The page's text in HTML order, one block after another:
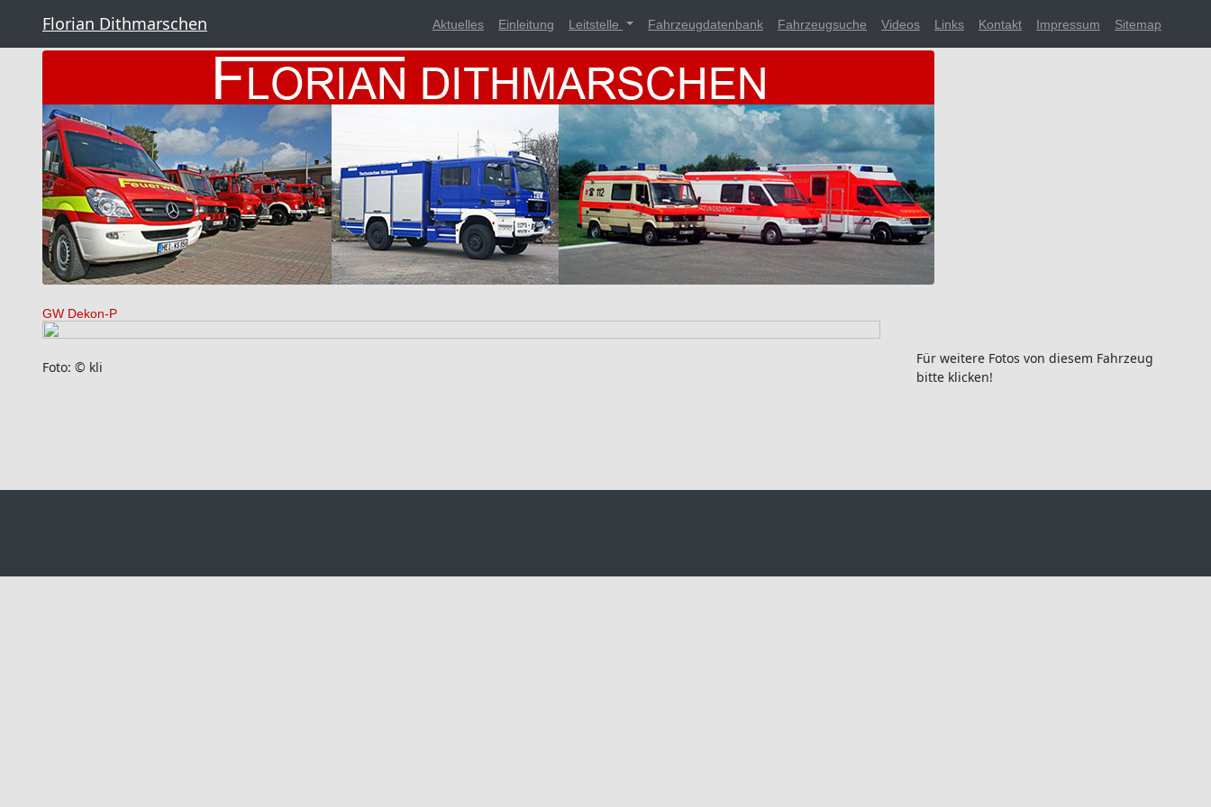
Florian Dithmarschen Aktuelles Einleitung Leitstelle Fahrzeugdatenbank Fahrzeugsuche Videos Links Kontakt Impressum Sitemap
GW Dekon-P
Foto: © kli
Für weitere Fotos von diesem Fahrzeug
bitte klicken!